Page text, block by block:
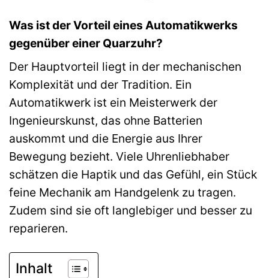
Was ist der Vorteil eines Automatikwerks
gegenüber einer Quarzuhr?
Der Hauptvorteil liegt in der mechanischen
Komplexität und der Tradition. Ein
Automatikwerk ist ein Meisterwerk der
Ingenieurskunst, das ohne Batterien
auskommt und die Energie aus Ihrer
Bewegung bezieht. Viele Uhrenliebhaber
schätzen die Haptik und das Gefühl, ein Stück
feine Mechanik am Handgelenk zu tragen.
Zudem sind sie oft langlebiger und besser zu
reparieren.
Inhalt